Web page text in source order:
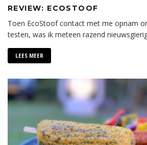
REVIEW: ECOSTOOF
Toen EcoStoof contact met me opnam
testen, was ik meteen razend
LEES MEER